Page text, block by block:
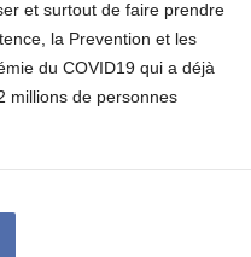
et surtout de faire prendre
la Prevention et les
du COVID19 qui a déjà
millions de personnes